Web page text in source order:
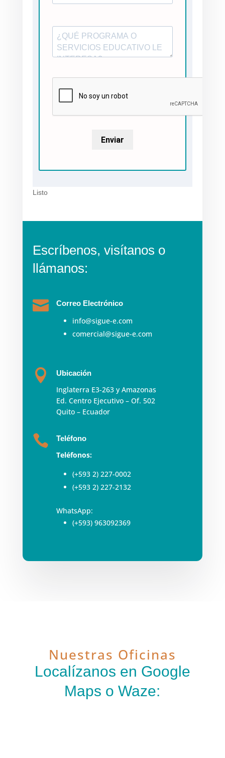
Enviar
Listo
Escríbenos, visítanos o
llámanos:
 Correo Electrónico
info@sigue-e.com
comercial@sigue-e.com
 Ubicación
Inglaterra E3-263 y Amazonas
Ed. Centro Ejecutivo – Of. 502
Quito – Ecuador
 Teléfono
Teléfonos:
(+593 2) 227-0002
(+593 2) 227-2132
WhatsApp:
(+593) 963092369
Nuestras Oficinas
Localízanos en Google
Maps o Waze: